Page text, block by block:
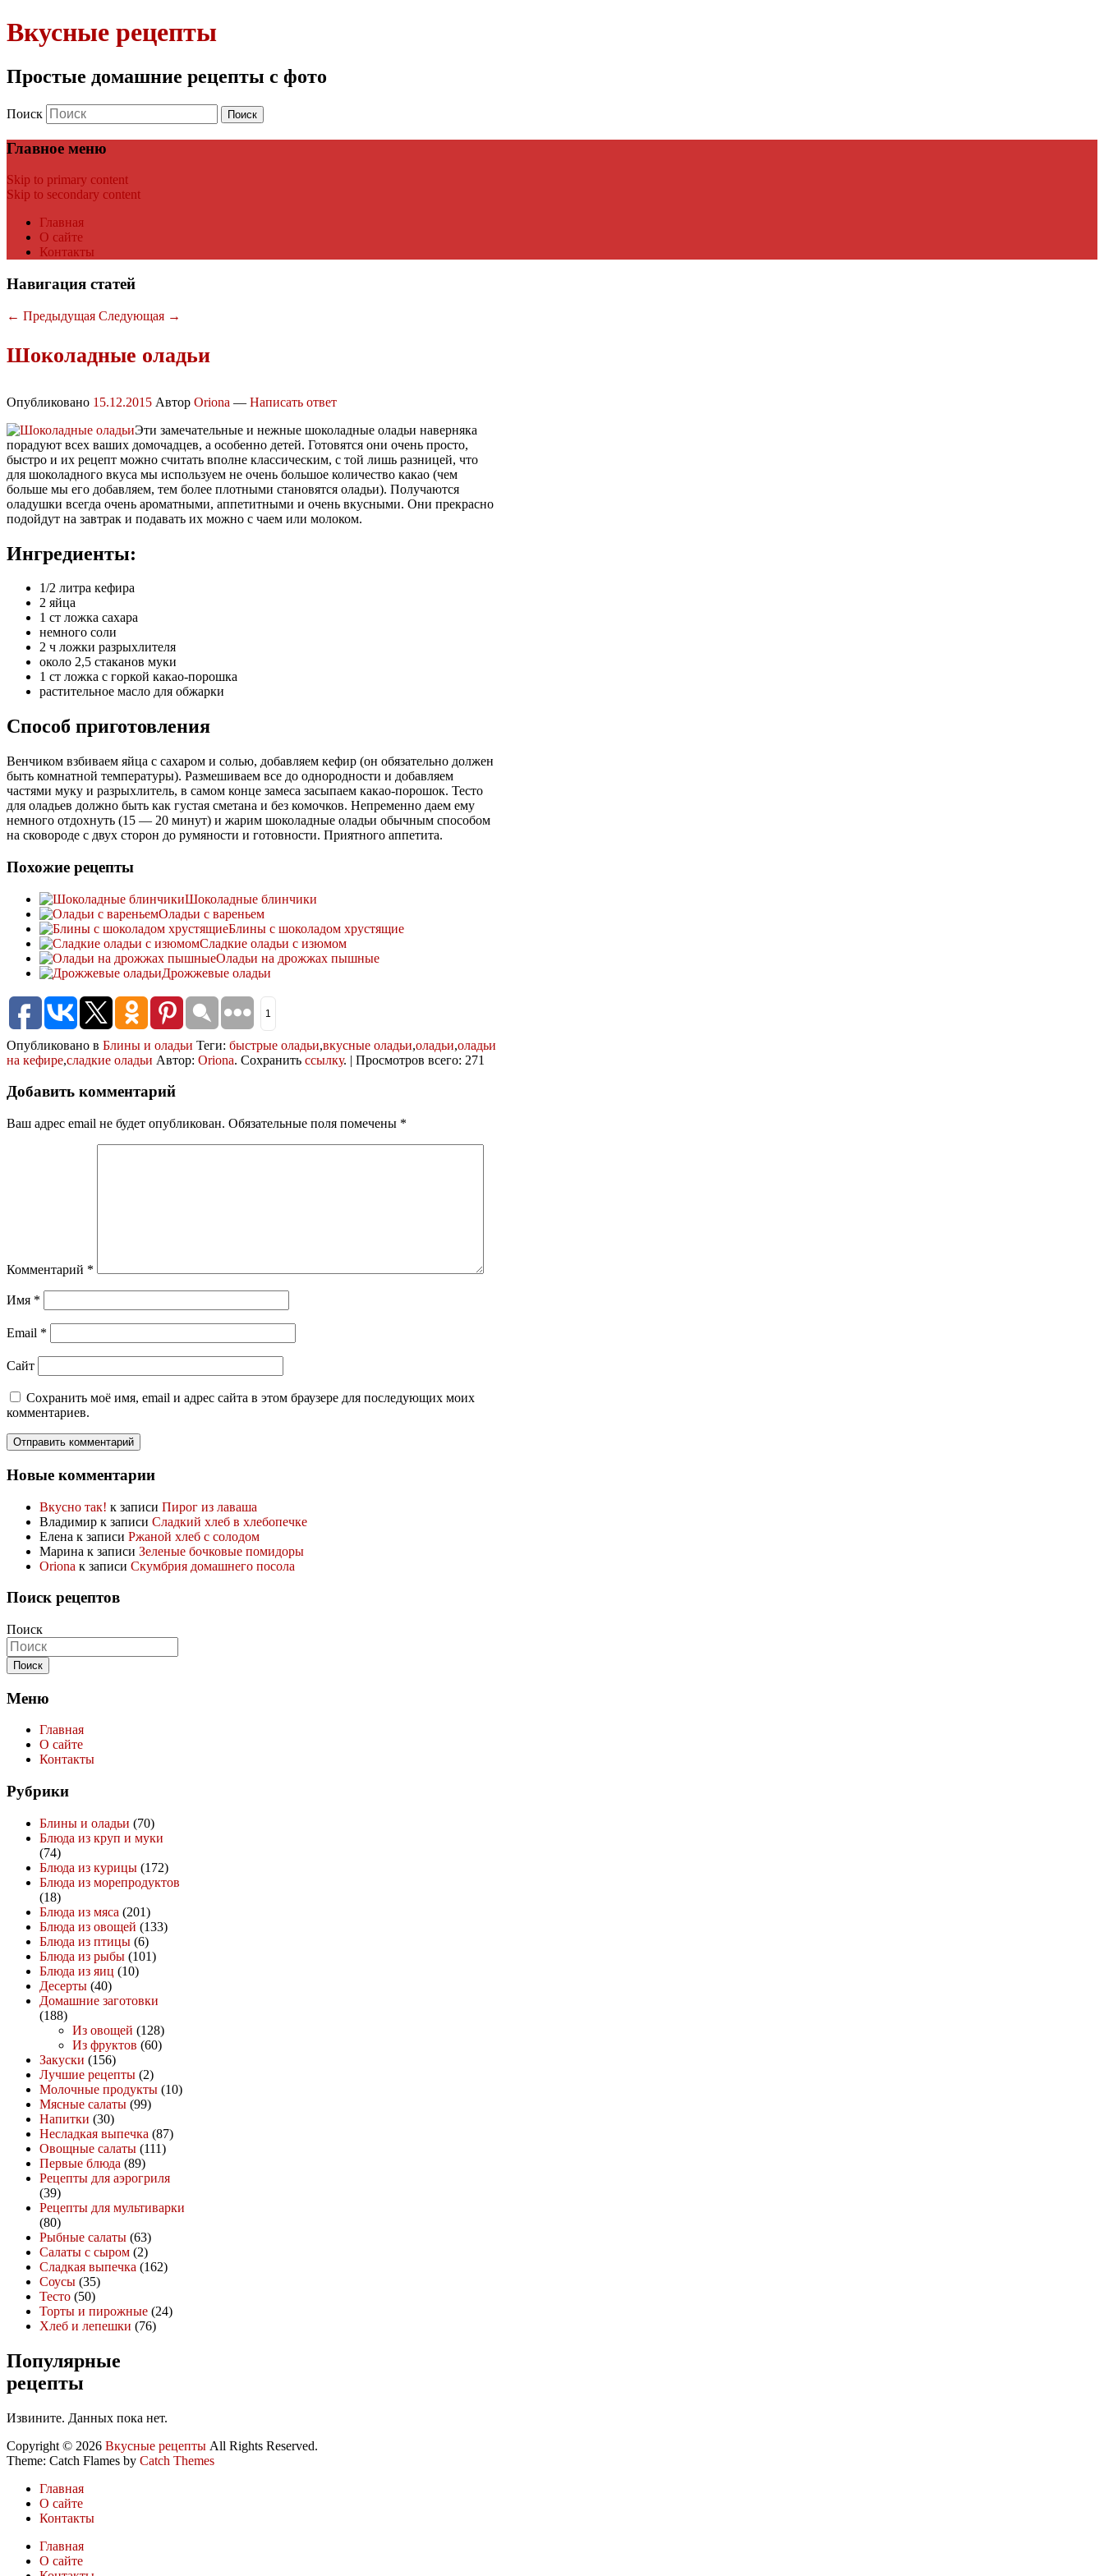
Вкусные рецепты
Простые домашние рецепты с фото
Поиск
Главное меню
Skip to primary content
Skip to secondary content
Главная
О сайте
Контакты
Навигация статей
← Предыдущая Следующая →
Шоколадные оладьи
Опубликовано 15.12.2015 Автор Oriona — Написать ответ
Эти замечательные и нежные шоколадные оладьи наверняка
порадуют всех ваших домочадцев, а особенно детей. Готовятся они очень просто,
быстро и их рецепт можно считать вполне классическим, с той лишь разницей, что
для шоколадного вкуса мы используем не очень большое количество какао (чем
больше мы его добавляем, тем более плотными становятся оладьи). Получаются
оладушки всегда очень ароматными, аппетитными и очень вкусными. Они прекрасно
подойдут на завтрак и подавать их можно с чаем или молоком.
Ингредиенты:
1/2 литра кефира
2 яйца
1 ст ложка сахара
немного соли
2 ч ложки разрыхлителя
около 2,5 стаканов муки
1 ст ложка с горкой какао-порошка
растительное масло для обжарки
Способ приготовления
Венчиком взбиваем яйца с сахаром и солью, добавляем кефир (он обязательно должен
быть комнатной температуры). Размешиваем все до однородности и добавляем
частями муку и разрыхлитель, в самом конце замеса засыпаем какао-порошок. Тесто
для оладьев должно быть как густая сметана и без комочков. Непременно даем ему
немного отдохнуть (15 — 20 минут) и жарим шоколадные оладьи обычным способом
на сковороде с двух сторон до румяности и готовности. Приятного аппетита.
Похожие рецепты
Шоколадные блинчики
Оладьи с вареньем
Блины с шоколадом хрустящие
Сладкие оладьи с изюмом
Оладьи на дрожжах пышные
Дрожжевые оладьи
1
Опубликовано в Блины и оладьи Теги: быстрые оладьи,вкусные оладьи,оладьи,оладьи
на кефире,сладкие оладьи Автор: Oriona. Сохранить ссылку. | Просмотров всего: 271
Добавить комментарий
Ваш адрес email не будет опубликован. Обязательные поля помечены *
Комментарий *
Имя *
Email *
Сайт
Сохранить моё имя, email и адрес сайта в этом браузере для последующих моих
комментариев.
Новые комментарии
Вкусно так! к записи Пирог из лаваша
Владимир к записи Сладкий хлеб в хлебопечке
Елена к записи Ржаной хлеб с солодом
Марина к записи Зеленые бочковые помидоры
Oriona к записи Скумбрия домашнего посола
Поиск рецептов
Поиск
Меню
Главная
О сайте
Контакты
Рубрики
Блины и оладьи (70)
Блюда из круп и муки
(74)
Блюда из курицы (172)
Блюда из морепродуктов
(18)
Блюда из мяса (201)
Блюда из овощей (133)
Блюда из птицы (6)
Блюда из рыбы (101)
Блюда из яиц (10)
Десерты (40)
Домашние заготовки
(188)
Из овощей (128)
Из фруктов (60)
Закуски (156)
Лучшие рецепты (2)
Молочные продукты (10)
Мясные салаты (99)
Напитки (30)
Несладкая выпечка (87)
Овощные салаты (111)
Первые блюда (89)
Рецепты для аэрогриля
(39)
Рецепты для мультиварки
(80)
Рыбные салаты (63)
Салаты с сыром (2)
Сладкая выпечка (162)
Соусы (35)
Тесто (50)
Торты и пирожные (24)
Хлеб и лепешки (76)
Популярные
рецепты
Извините. Данных пока нет.
Copyright © 2026 Вкусные рецепты All Rights Reserved.
Theme: Catch Flames by Catch Themes
Главная
О сайте
Контакты
Главная
О сайте